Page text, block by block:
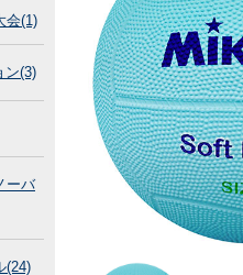
会(1)
ン(3)
ーバ
(24)